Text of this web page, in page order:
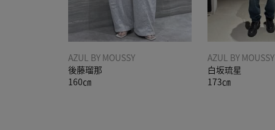
AZUL BY MOUSSY
後藤瑠那
160㎝
AZUL BY MOUSSY
白坂琉星
173㎝